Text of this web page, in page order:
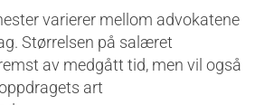
varierer mellom advokatene
Størrelsen på salæret
av medgått tid, men vil også
art